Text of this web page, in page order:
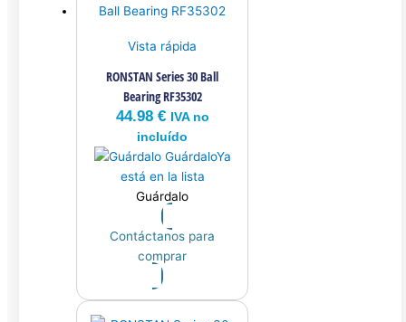
Vista rápida
RONSTAN Series 30 Ball
Bearing RF35302
44.98 € IVA no
incluído
GuárdaloYa
está en la lista
Guárdalo
Contáctanos para
comprar